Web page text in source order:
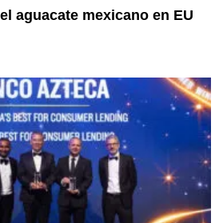
aguacate mexicano en EU